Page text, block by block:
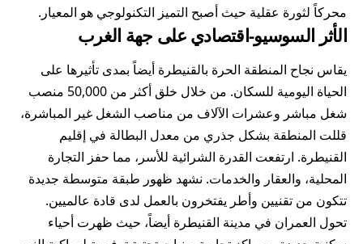
محركاً لثورة عقلية حيث أصبح التميز التكنولوجي هو المعيار.
الأثر السوسيو-اقتصادي على جهة الغرب
يقاس نجاح المنطقة الحرة بالقنيطرة أيضاً بمدى تأثيرها على
الحياة اليومية للسكان. من خلال خلق أكثر من 50,000 منصب
شغل مباشر وعشرات الآلاف من مناصب الشغل غير المباشرة،
قللت المنطقة بشكل جذري من معدل البطالة في إقليم
القنيطرة. ارتفعت القدرة الشرائية للأسر، مما حفز التجارة
المحلية، والعقار والخدمات. نشهد ظهور طبقة متوسطة جديدة
تتكون من تقنيين وأطر يفتخرون بالعمل لدى قادة عالميين.
تحول العمران في مدينة القنيطرة أيضاً، حيث ظهرت أحياء